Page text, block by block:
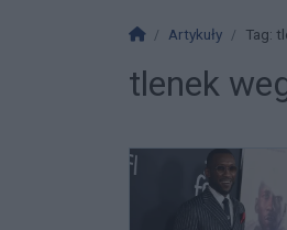
Strona główna
Artykuły Tag:
tlenek